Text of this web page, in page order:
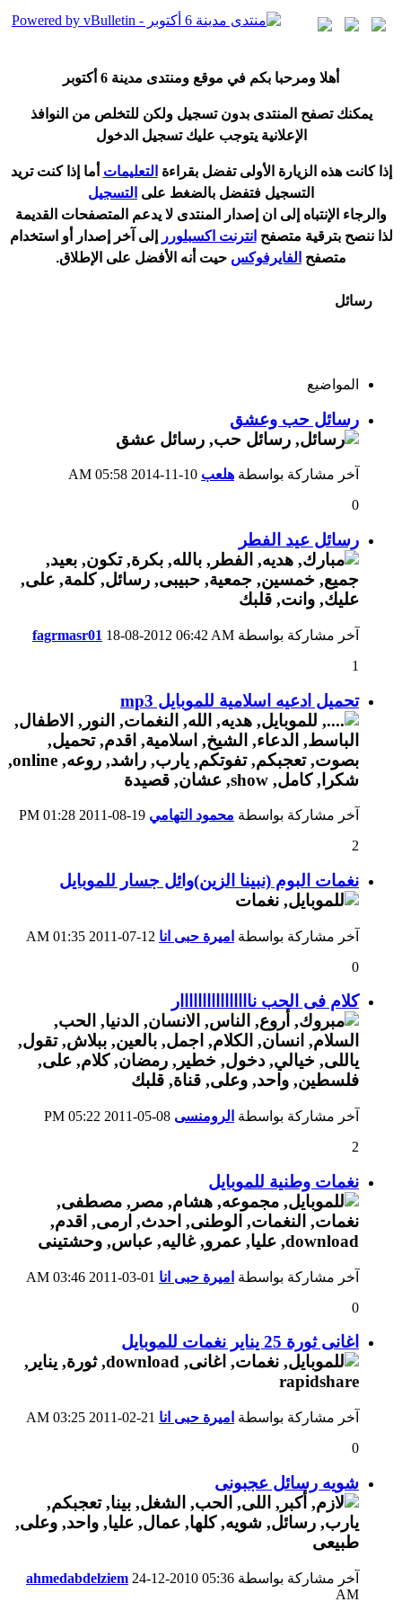
هلا ومرحبا بكم في موقع ومنتدى مدينة 6 أكتوبر
يمكنك تصفح المنتدى بدون تسجيل ولكن للتخلص من النوافذ
الإعلانية يتوجب عليك تسجيل الدخول
إذا كانت هذه الزيارة الأولى تفضل بقراءة التعليمات ما إذا كنت تريد
التسجيل فتفضل بالضغط على التسجيل
والرجاء الإنتباه إلى ان إصدار المنتدى لا يدعم المتصفحات القديمة
لذا ننصح بترقية متصفح انترنت اكسبلورر إلى آخر إصدار أو استخدام
متصفح الفايرفوكس حيت نه الأفضل على الإطلاق.
رسائل
المواضيع
رسائل حب وعشق
آخر مشاركة بواسطة هلعب
05:58 AM
0
رسائل عيد الفطر
آخر مشاركة بواسطة fagrmasr01 18-08-2012 06:42 AM
1
تحميل ادعيه اسلامية للموبايل mp3
آخر مشاركة بواسطة محمود التهامي
01:28 PM
2
نغمات البوم (نبينا الزين)وائل جسار للموبايل
آخر مشاركة بواسطة اميرة حبى انا
01:35 AM
0
كلام فى الحب ناااااااااااااااار
آخر مشاركة بواسطة الرومنسى
05:22 PM
2
نغمات وطنية للموبايل
آخر مشاركة بواسطة اميرة حبى انا
03:46 AM
0
اغانى ثورة 25 يناير نغمات للموبايل
آخر مشاركة بواسطة اميرة حبى انا
03:25 AM
0
شويه رسائل عجبونى
آخر مشاركة بواسطة ahmedabdelziem 24-12-2010 05:36
AM